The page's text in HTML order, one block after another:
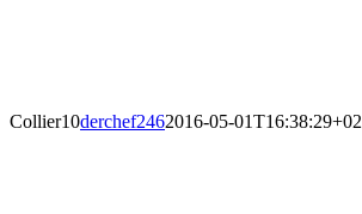
Collier10derchef2462016-05-